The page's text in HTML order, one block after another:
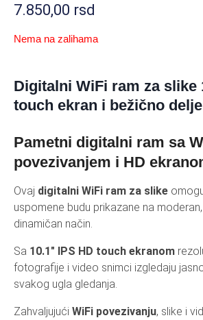
Digitalni WiFi ram za slike
touch ekran i bežično
Pametni digitalni ram sa
povezivanjem i HD
Ovaj digitalni WiFi ram za slike
uspomene budu prikazane na
dinamičan način.
Sa 10.1″ IPS HD touch ekranom
fotografije i video snimci izgledaju
svakog ugla gledanja.
Zahvaljujući WiFi povezivanju, slike i
7.850,00 rsd
Nema na zalihama